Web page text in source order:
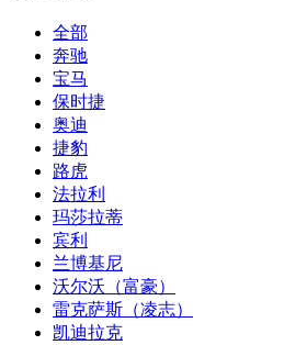
全部
奔驰
宝马
保时捷
奥迪
捷豹
路虎
法拉利
玛莎拉蒂
宾利
兰博基尼
沃尔沃（富豪）
雷克萨斯（凌志）
凯迪拉克